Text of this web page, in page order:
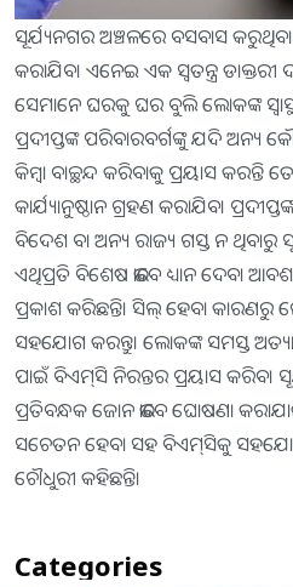
ସୂର୍ଯ୍ୟନଗର ଅଞ୍ଚଳରେ ବସବାସ କରୁଥିବା
କରାଯିବ। ଏନେଇ ଏକ ସ୍ବତନ୍ତ୍ର
ସେମାନେ ଘରକୁ ଘର ବୁଲି ଲୋକଙ୍କ
ପ୍ରଦୀପ୍ତଙ୍କ ପରିବାରବର୍ଗଙ୍କୁ ଯଦି ଅନ୍ୟ
କିମ୍ବା ବାଚ୍ଛନ୍ଦ କରିବାକୁ ପ୍ରୟାସ କରନ୍ତି
କାର୍ଯ୍ୟାନୁଷ୍ଠାନ ଗ୍ରହଣ କରାଯିବ।
ବିଦେଶ ବା ଅନ୍ୟ ରାଜ୍ୟ ଗସ୍ତ ନ ଥିବାରୁ
ଏଥିପ୍ରତି ବିଶେଷ ଭାବେ ଧ୍ୟାନ ଦେବା
ପ୍ରକାଶ କରିଛନ୍ତି। ସିଲ୍‌ ହେବା
ସହଯୋଗ କରନ୍ତୁ। ଲୋକଙ୍କ ସମସ୍ତ
ପାଇଁ ବିଏମ୍‌ସି ନିରନ୍ତର ପ୍ରୟାସ କରିବ।
ପ୍ରତିବନ୍ଧକ ଜୋନ ଭାବେ ଘୋଷଣା
ସଚେତନ ହେବା ସହ ବିଏମ୍‌ସିକୁ
ଚୌଧୁରୀ କହିଛନ୍ତି।
Categories